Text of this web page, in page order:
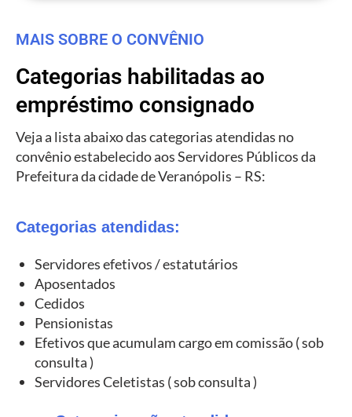
MAIS SOBRE O CONVÊNIO
Categorias habilitadas ao
empréstimo consignado
Veja a lista abaixo das categorias atendidas no
convênio estabelecido aos Servidores Públicos da
Prefeitura da cidade de Veranópolis – RS:
Categorias atendidas:
Servidores efetivos / estatutários
Aposentados
Cedidos
Pensionistas
Efetivos que acumulam cargo em comissão ( sob
consulta )
Servidores Celetistas ( sob consulta )